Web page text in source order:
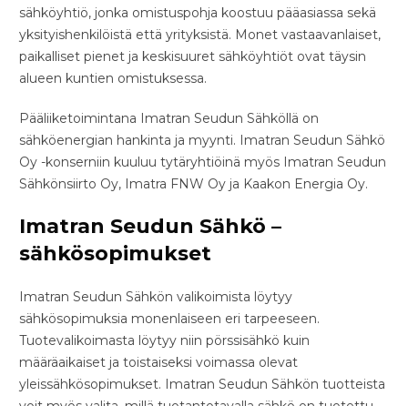
sähköyhtiö, jonka omistuspohja koostuu pääasiassa sekä
yksityishenkilöistä että yrityksistä. Monet vastaavanlaiset,
paikalliset pienet ja keskisuuret sähköyhtiöt ovat täysin
alueen kuntien omistuksessa.
Pääliiketoimintana Imatran Seudun Sähköllä on
sähköenergian hankinta ja myynti. Imatran Seudun Sähkö
Oy -konserniin kuuluu tytäryhtiöinä myös Imatran Seudun
Sähkönsiirto Oy, Imatra FNW Oy ja Kaakon Energia Oy.
Imatran Seudun Sähkö –
sähkösopimukset
Imatran Seudun Sähkön valikoimista löytyy
sähkösopimuksia monenlaiseen eri tarpeeseen.
Tuotevalikoimasta löytyy niin pörssisähkö kuin
määräaikaiset ja toistaiseksi voimassa olevat
yleissähkösopimukset. Imatran Seudun Sähkön tuotteista